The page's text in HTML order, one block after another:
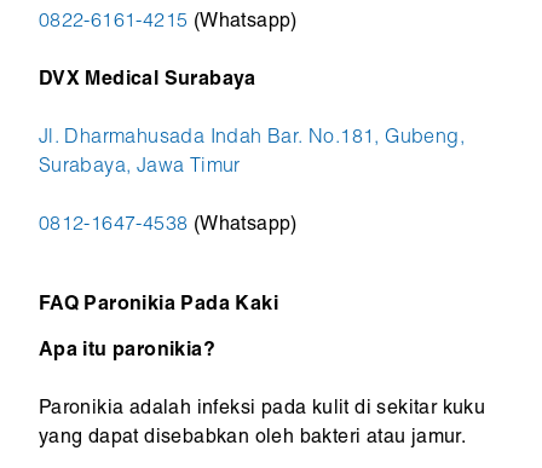
0822-6161-4215 (Whatsapp)
DVX Medical Surabaya
Jl. Dharmahusada Indah Bar. No.181, Gubeng,
Surabaya, Jawa Timur
0812-1647-4538 (Whatsapp)
FAQ Paronikia Pada Kaki
Apa itu paronikia?
Paronikia adalah infeksi pada kulit di sekitar kuku
yang dapat disebabkan oleh bakteri atau jamur.